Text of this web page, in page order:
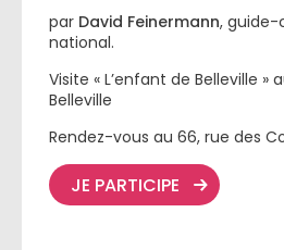
par David Feinermann,
national.
Visite « L’enfant de Belleville »
Belleville
Rendez-vous au 66, rue des
JE PARTICIPE